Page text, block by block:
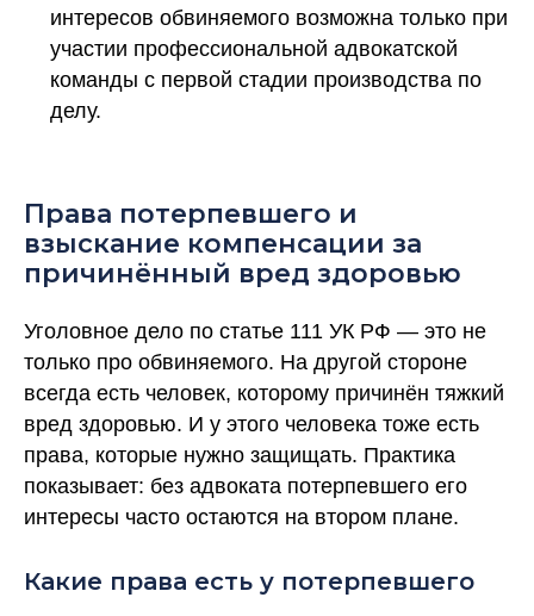
интересов обвиняемого возможна только при
участии профессиональной адвокатской
команды с первой стадии производства по
делу.
Права потерпевшего и
взыскание компенсации за
причинённый вред здоровью
Уголовное дело по статье 111 УК РФ — это не
только про обвиняемого. На другой стороне
всегда есть человек, которому причинён тяжкий
вред здоровью. И у этого человека тоже есть
права, которые нужно защищать. Практика
показывает: без адвоката потерпевшего его
интересы часто остаются на втором плане.
Какие права есть у потерпевшего